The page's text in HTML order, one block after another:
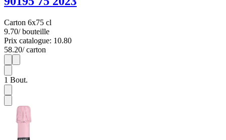
Carton 6x75 cl
9.70/ bouteille
Prix catalogue: 10.80
58.20/ carton
1
1 Bout.